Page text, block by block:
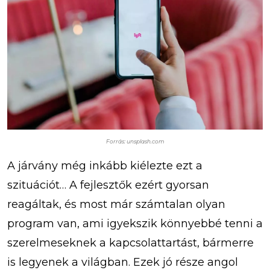
Forrás: unsplash.com
A járvány még inkább kiélezte ezt a
szituációt… A fejlesztők ezért gyorsan
reagáltak, és most már számtalan olyan
program van, ami igyekszik könnyebbé tenni a
szerelmeseknek a kapcsolattartást, bármerre
is legyenek a világban. Ezek jó része angol